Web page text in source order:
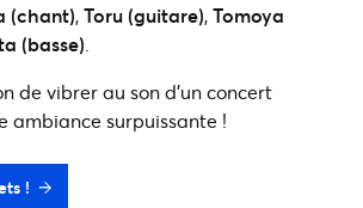
(chant),Toru (guitare),Tomoya
(basse)
de vibrer au son d’un concert
ambiance surpuissante !
!